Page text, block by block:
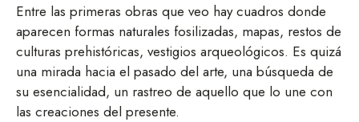
Entre las primeras obras que veo hay cuadros donde
aparecen formas naturales fosilizadas, mapas, restos de
culturas prehistóricas, vestigios arqueológicos. Es quizá
una mirada hacia el pasado del arte, una búsqueda de
su esencialidad, un rastreo de aquello que lo une con
las creaciones del presente.